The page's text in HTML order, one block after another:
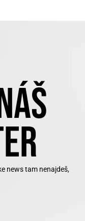
news tam nenajdeš,